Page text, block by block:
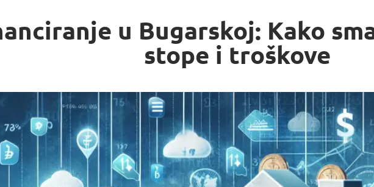
u Bugarskoj: Kako
stope i troškove